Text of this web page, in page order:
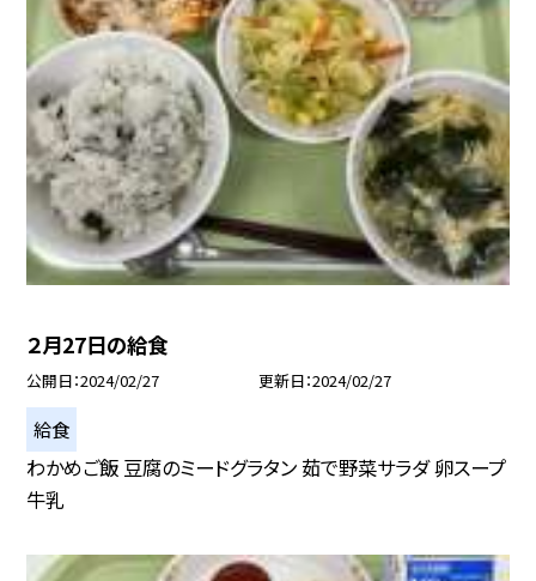
２月27日の給食
公開日 2024/02/27 更新日 2024/02/27
給食
わかめご飯 豆腐のミードグラタン 茹で野菜サラダ 卵スープ
牛乳